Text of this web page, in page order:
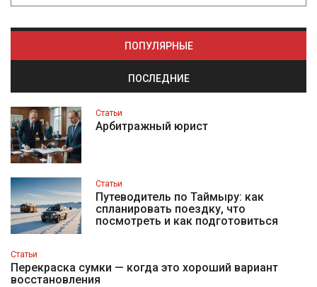
ПОПУЛЯРНЫЕ
ПОСЛЕДНИЕ
Статьи
Арбитражный юрист
Статьи
Путеводитель по Таймыру: как
спланировать поездку, что
посмотреть и как подготовиться
Статьи
Перекраска сумки — когда это хороший вариант
восстановления